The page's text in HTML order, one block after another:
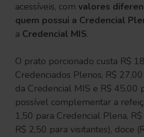
acessíveis, com valores
quem possui a Credencial
a Credencial MIS.
O prato porcionado custa R$
Credenciados Plenos, R$
da Credencial MIS e R$ 45,00
possível complementar a
1,50 para Credencial Plena,
R$ 2,50 para visitantes), doce